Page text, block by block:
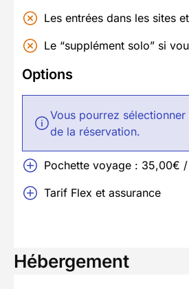
Les entrées dans les sites
Le “supplément solo” si
Options
Vous pourrez
de la réservation.
Pochette voyage : 35,00€
Tarif Flex et assurance
Hébergement